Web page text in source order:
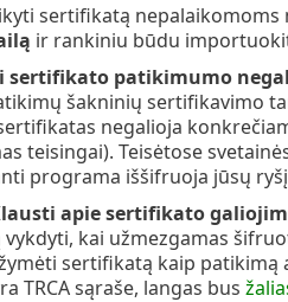
sertifikatą nepalaikomoms
ir rankiniu būdu
sertifikato patikimumo
šakninių sertifikavimo
negalioja
teisingai). Teisėtose
programa iššifruoja jūsų
apie sertifikato
vykdyti, kai užmezgamas
sertifikatą kaip patikimą
TRCA sąraše, langas bus